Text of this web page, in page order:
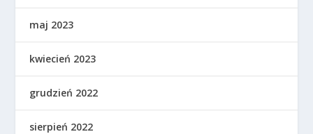
maj 2023
kwiecień 2023
grudzień 2022
sierpień 2022